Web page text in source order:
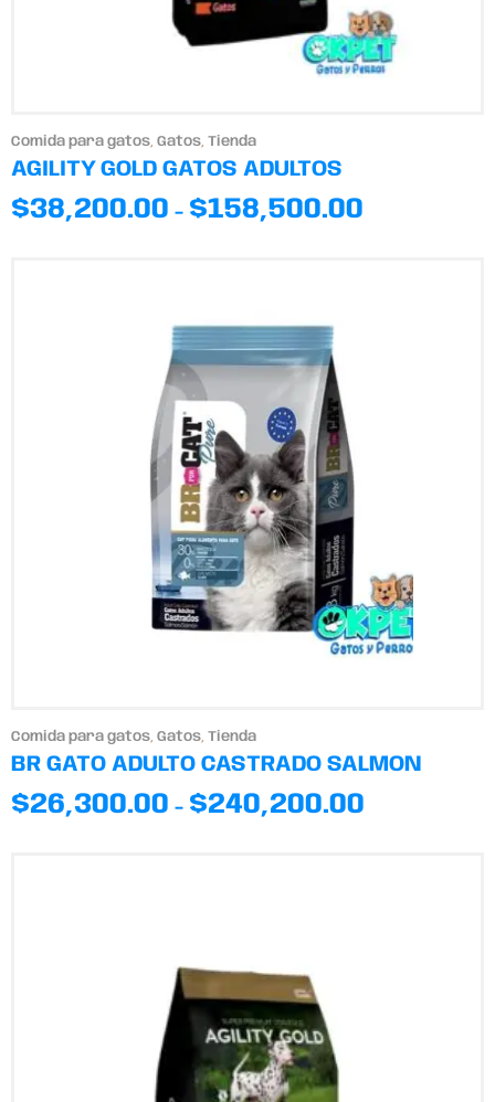
Comida para gatos, Gatos, Tienda
AGILITY GOLD GATOS ADULTOS
$38,200.00 - $158,500.00
Comida para gatos, Gatos, Tienda
BR GATO ADULTO CASTRADO SALMON
$26,300.00 - $240,200.00